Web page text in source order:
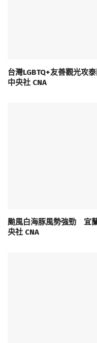
台灣LGBTQ+友善觀光攻
中央社 CNA
颱風白海豚風勢強勁 宜
央社 CNA